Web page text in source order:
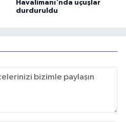
Havalimanı'nda uçuşlar
durduruldu